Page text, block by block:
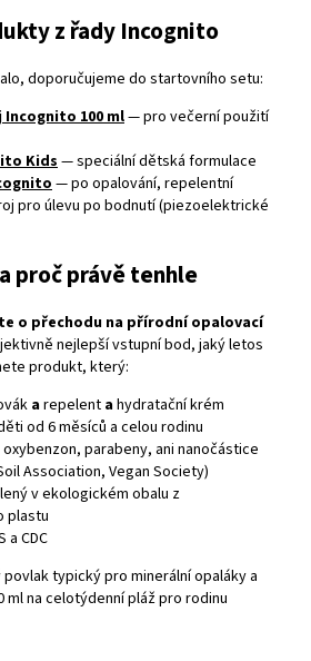
z řady Incognito
doporučujeme do startovního setu:
100 ml— pro večerní použití
Kids — speciální dětská formulace
— po opalování, repelentní
pro úlevu po bodnutí (piezoelektrické
proč právě tenhle
o přechodu na přírodní opalovací
nejlepší vstupní bod, jaký letos
produkt, který:
arepelent ahydratační krém
od 6 měsíců a celou rodinu
oxybenzon, parabeny, ani nanočástice
Association, Vegan Society)
v ekologickém obalu z
plastu
a CDC
typický pro minerální opaláky a
ml na celotýdenní pláž pro rodinu